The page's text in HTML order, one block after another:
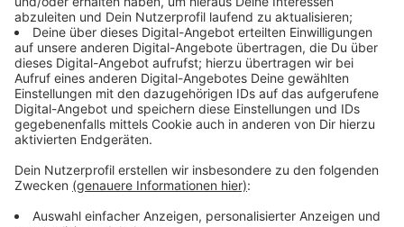
Wer kann gewinnen?
Anzeige
Gewinnen könnt ihr, wenn...
ihr eine Jugendmannschaft bis zur A-Jugend seid
aus Krefeld oder dem Kreis Viersen kommt
Handball, Fußball, Volleyball oder Basketball